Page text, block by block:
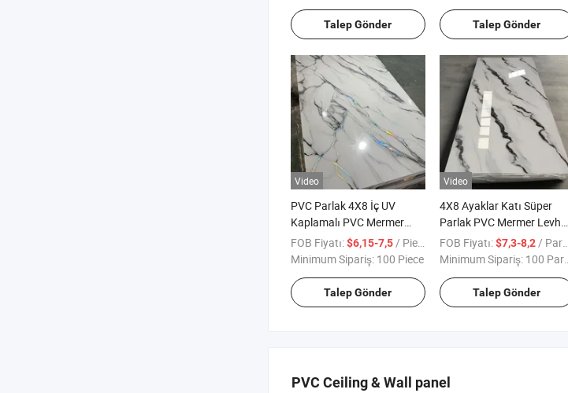
Talep Gönder Talep Gönder
Video
PVC Parlak 4X8 İç UV
Kaplamalı PVC Mermer
Levha Duvar Dekorasyonu
için
FOB Fiyatı:$6,15-7,5/ Piece
Minimum Sipariş: 100 Piece
Talep Gönder
Video
4X8 Ayaklar Katı Süper
Parlak PVC Mermer Levha
Panel Su Geçirmez Alev
Geçirmez Vinil Mermer
Mermer Duvar Plakası
FOB Fiyatı:$7,3-8,2/ Parça
Minimum Sipariş: 100 Parça
Talep Gönder
PVC Ceiling & Wall panel